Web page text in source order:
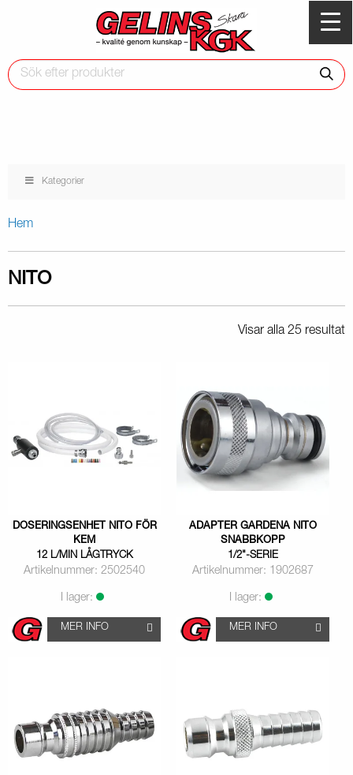
Kategorier
Hem
NITO
Visar alla 25 resultat
DOSERINGSENHET NITO FÖR
KEM
12 L/MIN LÅGTRYCK
Artikelnummer: 2502540
I lager:
MER INFO
ADAPTER GARDENA NITO
SNABBKOPP
1/2"-SERIE
Artikelnummer: 1902687
I lager:
MER INFO